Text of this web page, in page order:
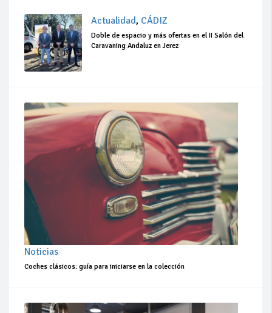
Actualidad, CÁDIZ
Doble de espacio y más ofertas en el II Salón del
Caravaning Andaluz en Jerez
Noticias
Coches clásicos: guía para iniciarse en la colección